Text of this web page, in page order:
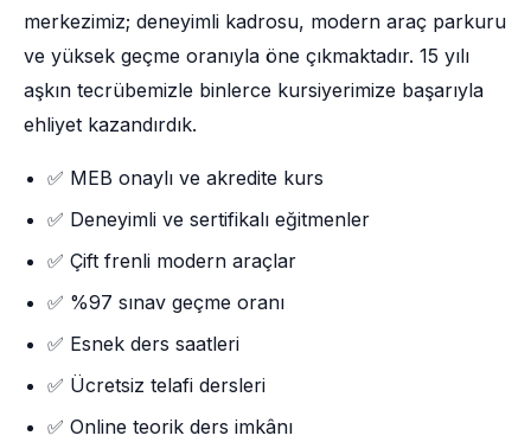
merkezimiz; deneyimli kadrosu, modern araç parkuru
ve yüksek geçme oranıyla öne çıkmaktadır. 15 yılı
aşkın tecrübemizle binlerce kursiyerimize başarıyla
ehliyet kazandırdık.
✅ MEB onaylı ve akredite kurs
✅ Deneyimli ve sertifikalı eğitmenler
✅ Çift frenli modern araçlar
✅ %97 sınav geçme oranı
✅ Esnek ders saatleri
✅ Ücretsiz telafi dersleri
✅ Online teorik ders imkânı